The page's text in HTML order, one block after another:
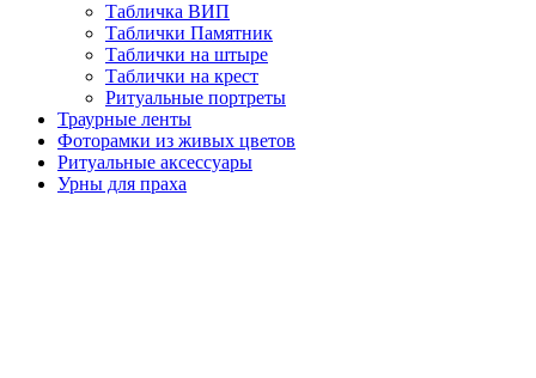
Табличка ВИП
Таблички Памятник
Таблички на штыре
Таблички на крест
Ритуальные портреты
Траурные ленты
Фоторамки из живых цветов
Ритуальные аксессуары
Урны для праха